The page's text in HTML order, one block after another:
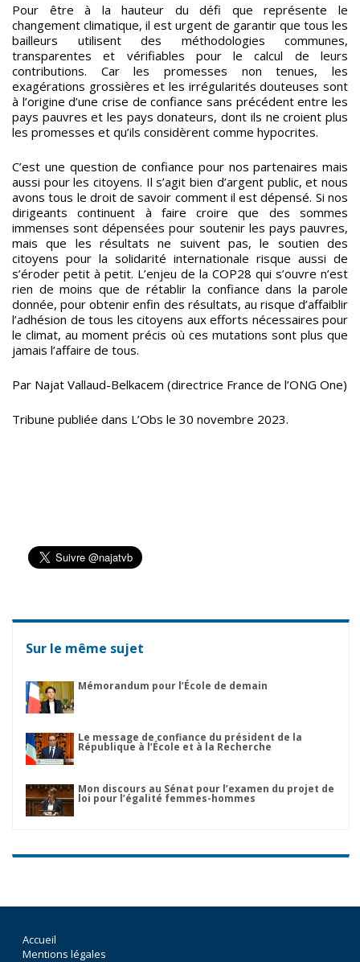
Pour être à la hauteur du défi que représente le
changement climatique, il est urgent de garantir que tous les
bailleurs utilisent des méthodologies communes,
transparentes et vérifiables pour le calcul de leurs
contributions. Car les promesses non tenues, les
exagérations grossières et les irrégularités douteuses sont
à l’origine d’une crise de confiance sans précédent entre les
pays pauvres et les pays donateurs, dont ils ne croient plus
les promesses et qu’ils considèrent comme hypocrites.
C’est une question de confiance pour nos partenaires mais
aussi pour les citoyens. Il s’agit bien d’argent public, et nous
avons tous le droit de savoir comment il est dépensé. Si nos
dirigeants continuent à faire croire que des sommes
immenses sont dépensées pour soutenir les pays pauvres,
mais que les résultats ne suivent pas, le soutien des
citoyens pour la solidarité internationale risque aussi de
s’éroder petit à petit. L’enjeu de la COP28 qui s’ouvre n’est
rien de moins que de rétablir la confiance dans la parole
donnée, pour obtenir enfin des résultats, au risque d’affaiblir
l’adhésion de tous les citoyens aux efforts nécessaires pour
le climat, au moment précis où ces mutations sont plus que
jamais l’affaire de tous.
Par Najat Vallaud-Belkacem (directrice France de l’ONG One)
Tribune publiée dans L’Obs le 30 novembre 2023.
Sur le même sujet
Mémorandum pour l’École de demain
Le message de confiance du président de la
République à l’École et à la Recherche
Mon discours au Sénat pour l’examen du projet de
loi pour l’égalité femmes-hommes
Accueil
Mentions légales